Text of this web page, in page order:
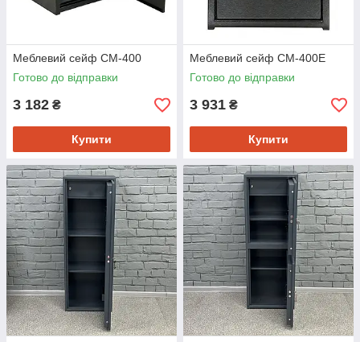
Меблевий сейф СМ-400
Готово до відправки
3 182 ₴
Купити
Меблевий сейф СМ-400Е
Готово до відправки
3 931 ₴
Купити